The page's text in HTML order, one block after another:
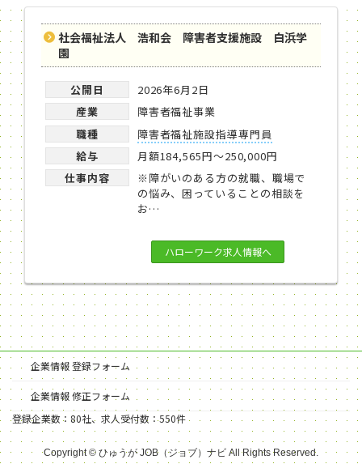
社会福祉法人 浩和会 障害者支援施設 白浜学
園
公開日
2026年6月2日
産業
障害者福祉事業
職種
障害者福祉施設指導専門員
給与
月額184,565円～250,000円
仕事内容
※障がいのある方の就職、職場で
の悩み、困っていることの相談を
お…
ハローワーク求人情報へ
企業情報 登録フォーム
企業情報 修正フォーム
登録企業数：80社、求人受付数：550件
Copyright © ひゅうが JOB（ジョブ）ナビ All Rights Reserved.